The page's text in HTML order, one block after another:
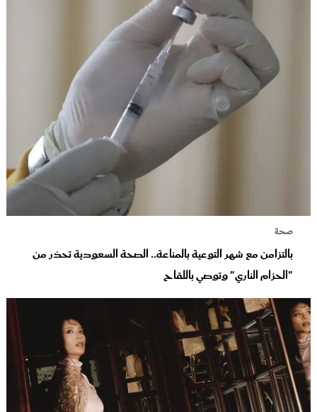
صحة
بالتزامن مع شهر التوعية بالمناعة.. الصحة السعودية تحذر من
"الحزام الناري" وتوصي باللقاح